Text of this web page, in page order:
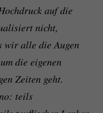
auf die
nicht,
wir alle die Augen
die eigenen
Zeiten geht.
teils